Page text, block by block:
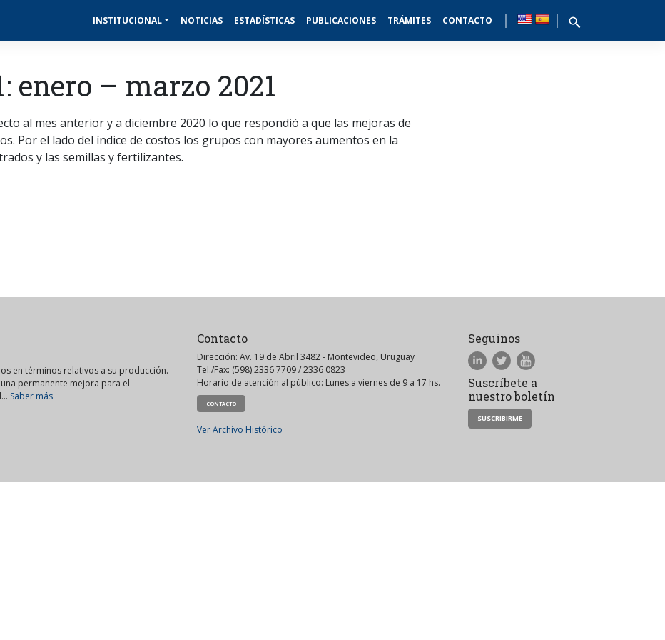
INSTITUCIONAL NOTICIAS ESTADÍSTICAS PUBLICACIONES TRÁMITES CONTACTO
enero – marzo 2021
al mes anterior y a diciembre 2020 lo que respondió a que las mejoras de
Por el lado del índice de costos los grupos con mayores aumentos en la
y las semillas y fertilizantes.
en términos relativos a su producción.
permanente mejora para el
Saber más
Contacto
Dirección: Av. 19 de Abril 3482 - Montevideo, Uruguay
Tel./Fax: (598) 2336 7709 / 2336 0823
Horario de atención al público: Lunes a viernes de 9 a 17 hs.
CONTACTO
Ver Archivo Histórico
Seguinos
Suscríbete a
nuestro boletín
SUSCRIBIRME